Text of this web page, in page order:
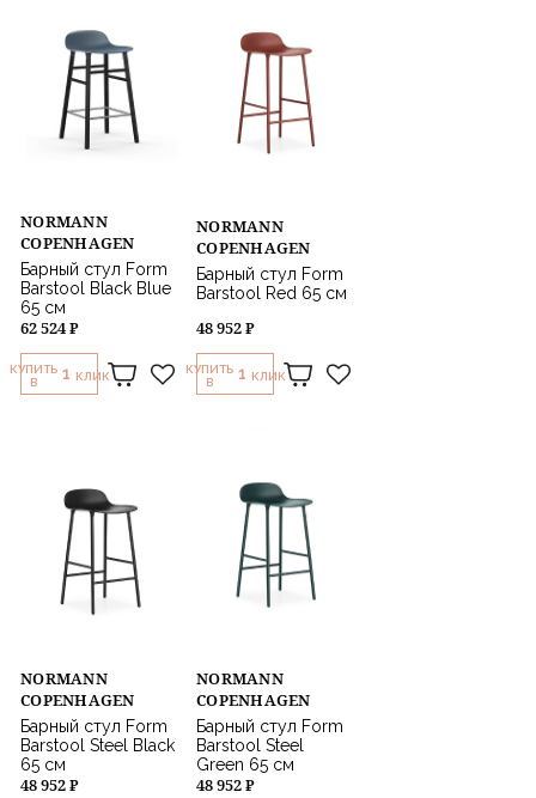
В: 81 см, Ш: 50 см, Г: 52 см
В: 81 см, Ш: 55 см, Г: 52 см
В: 82 см, Ш: 56 см, Г: 51,5 см
В: 84 см, Ш: 54 см, Г: 55,5 см
Ш: 130 см, Г: 65 см, В: 74 см
Ш: 150 см, Г: 80 см, В: 75 см,
Ш: 170 см, Г: 87 см, В: 81 см
NORMANN
COPENHAGEN
Барный стул Form
Barstool Black Blue
65 см
62 524 ₽
КУПИТЬ
В
1 КЛИК
NORMANN
COPENHAGEN
Барный стул Form
Barstool Red 65 см
48 952 ₽
КУПИТЬ
В
1 КЛИК
NORMANN
COPENHAGEN
Барный стул Form
Barstool Steel Black
65 см
48 952 ₽
NORMANN
COPENHAGEN
Барный стул Form
Barstool Steel
Green 65 см
48 952 ₽